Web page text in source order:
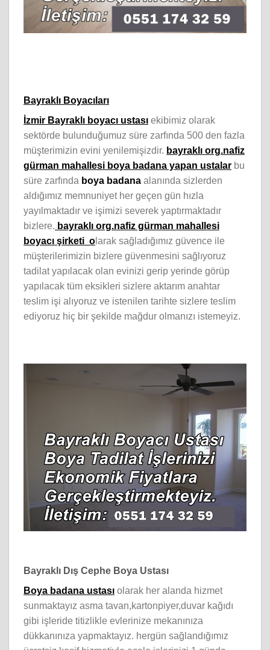
Bayraklı Boyacıları
İzmir Bayraklı boyacı ustası ekibimiz olarak
sektörde bulunduğumuz süre zarfında 500 den fazla
müşterimizin evini yenilemişizdir. bayraklı org.nafiz
gürman mahallesi boya badana yapan ustalar bu
süre zarfında boya badana alanında sizlerden
aldığımız memnuniyet her geçen gün hızla
yayılmaktadır ve işimizi severek yaptırmaktadır
bizlere. bayraklı org.nafiz gürman mahallesi
boyacı şirketi o larak sağladığımız güvence ile
müşterilerimizin bizlere güvenmesini sağlıyoruz
tadilat yapılacak olan evinizi gerip yerinde görüp
yapılacak tüm eksikleri sizlere aktarım anahtar
teslim işi alıyoruz ve istenilen tarihte sizlere teslim
ediyoruz hiç bir şekilde mağdur olmanızı istemeyiz.
Bayraklı Dış Cephe Boya Ustası
Boya badana ustası olarak her alanda hizmet
sunmaktayız asma tavan,kartonpiyer,duvar kağıdı
gibi işleride titizlikle evlerinize mekanınıza
dükkanınıza yapmaktayız. hergün sağlandığımız